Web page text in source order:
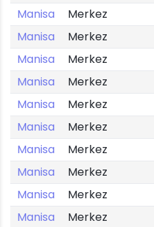
Manisa
Merkez
Manisa
Merkez
Manisa
Merkez
Manisa
Merkez
Manisa
Merkez
Manisa
Merkez
Manisa
Merkez
Manisa
Merkez
Manisa
Merkez
Manisa
Merkez